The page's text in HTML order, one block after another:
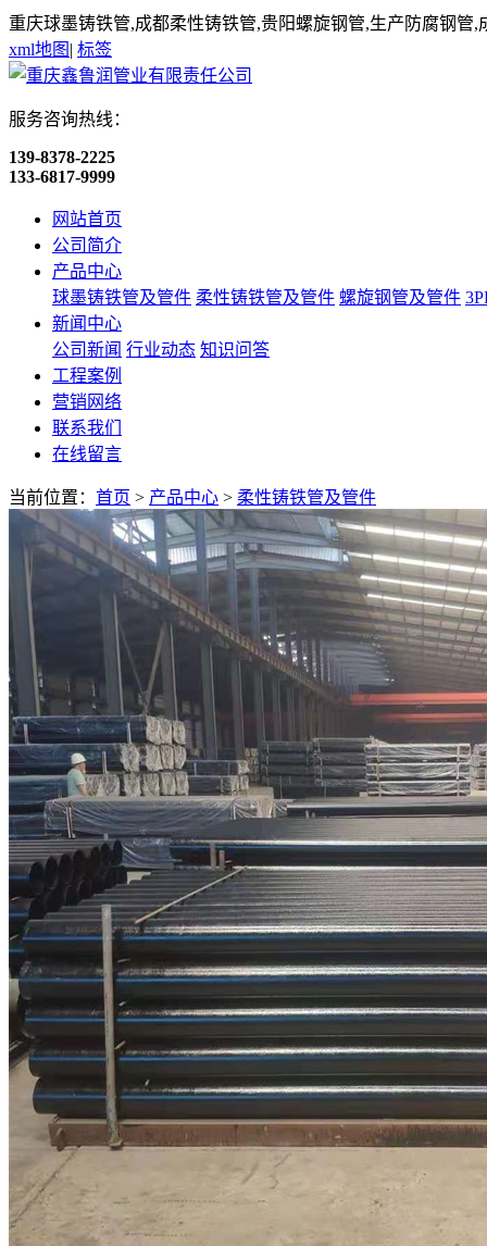
重庆球墨铸铁管,成都柔性铸铁管,贵阳螺旋钢管,生产防腐钢管
xml地图 | 标签
服务咨询热线：
139-8378-2225
133-6817-9999
网站首页
公司简介
产品中心
球墨铸铁管及管件 柔性铸铁管及管件 螺旋钢管及管件
新闻中心
公司新闻 行业动态 知识问答
工程案例
营销网络
联系我们
在线留言
当前位置： 首页 > 产品中心 > 柔性铸铁管及管件